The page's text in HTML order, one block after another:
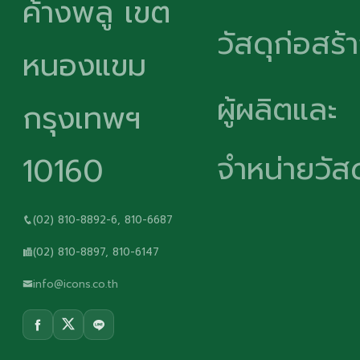
ค้างพลู เขต
หนองแขม
กรุงเทพฯ
10160
(02) 810-8892-6, 810-6687
(02) 810-8897, 810-6147
info@icons.co.th
วัสดุก่อสร้
ผู้ผลิตและ
จำหน่ายวั